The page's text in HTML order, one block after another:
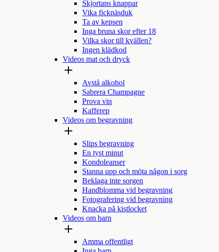
Skjortans knappar
Vika ficknäsduk
Ta av kepsen
Inga bruna skor efter 18
Vilka skor till kvällen?
Ingen klädkod
Videos mat och dryck
Avstå alkohol
Sabrera Champagne
Prova vin
Kafferep
Videos om begravning
Slips begravning
En tyst minut
Kondoleanser
Stanna upp och möta någon i sorg
Beklaga inte sorgen
Handblomma vid begravning
Fotografering vid begravning
Knacka på kistlocket
Videos om barn
Amma offentligt